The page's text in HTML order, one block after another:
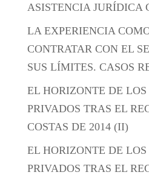
ASISTENCIA JURÍDICA
LA EXPERIENCIA
CONTRATAR CON EL
SUS LÍMITES. CASOS
EL HORIZONTE DE
PRIVADOS TRAS EL
COSTAS DE 2014 (II)
EL HORIZONTE DE
PRIVADOS TRAS EL